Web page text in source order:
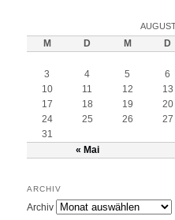
M D M D
« Mai
3
4 5 6
10
11 12 13
17
18 19 20
24
25 26 27
31
ARCHIV
Archiv